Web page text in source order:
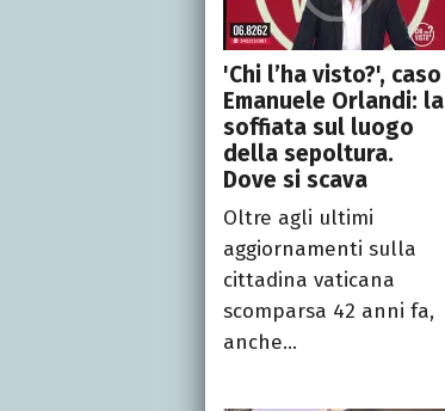
'Chi l’ha visto?', caso
Emanuele Orlandi: la
soffiata sul luogo
della sepoltura.
Dove si scava
Oltre agli ultimi
aggiornamenti sulla
cittadina vaticana
scomparsa 42 anni fa,
anche...